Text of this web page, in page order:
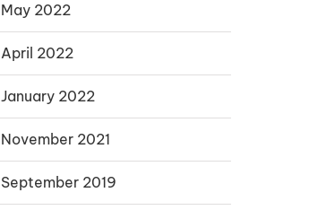
May 2022
April 2022
January 2022
November 2021
September 2019